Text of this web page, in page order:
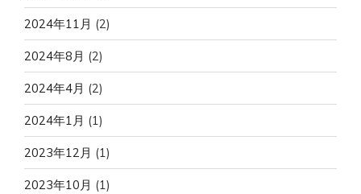
2024年11月 (2)
2024年8月 (2)
2024年4月 (2)
2024年1月 (1)
2023年12月 (1)
2023年10月 (1)